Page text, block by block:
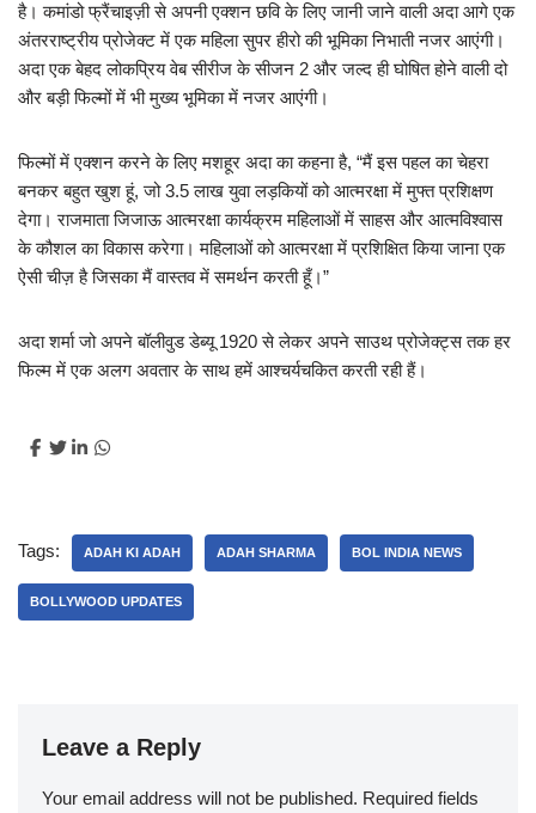
है। कमांडो फ्रैंचाइज़ी से अपनी एक्शन छवि के लिए जानी जाने वाली अदा आगे एक
अंतरराष्ट्रीय प्रोजेक्ट में एक महिला सुपर हीरो की भूमिका निभाती नजर आएंगी।
अदा एक बेहद लोकप्रिय वेब सीरीज के सीजन 2 और जल्द ही घोषित होने वाली दो
और बड़ी फिल्मों में भी मुख्य भूमिका में नजर आएंगी।
फिल्मों में एक्शन करने के लिए मशहूर अदा का कहना है, “मैं इस पहल का चेहरा
बनकर बहुत खुश हूं, जो 3.5 लाख युवा लड़कियों को आत्मरक्षा में मुफ्त प्रशिक्षण
देगा। राजमाता जिजाऊ आत्मरक्षा कार्यक्रम महिलाओं में साहस और आत्मविश्वास
के कौशल का विकास करेगा। महिलाओं को आत्मरक्षा में प्रशिक्षित किया जाना एक
ऐसी चीज़ है जिसका मैं वास्तव में समर्थन करती हूँ।”
अदा शर्मा जो अपने बॉलीवुड डेब्यू 1920 से लेकर अपने साउथ प्रोजेक्ट्स तक हर
फिल्म में एक अलग अवतार के साथ हमें आश्चर्यचकित करती रही हैं।
Tags: ADAH KI ADAH ADAH SHARMA BOL INDIA NEWS
BOLLYWOOD UPDATES
Leave a Reply
Your email address will not be published. Required fields